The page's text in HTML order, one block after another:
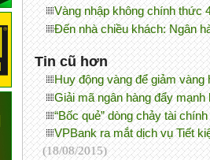
Vàng nhập không chính thức
Đến nhà chiều khách: Ngân
Tin cũ hơn
Huy động vàng để giảm vàng
Giải mã ngân hàng đẩy
“Bốc quẻ” dòng chảy tài
VPBank ra mắt dịch vụ Tiết
(18/08/2015)